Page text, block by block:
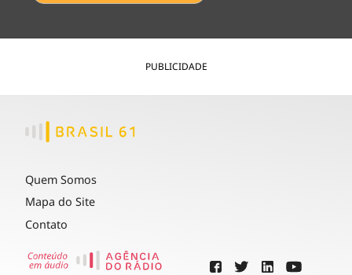
PUBLICIDADE
Quem Somos
Mapa do Site
Contato